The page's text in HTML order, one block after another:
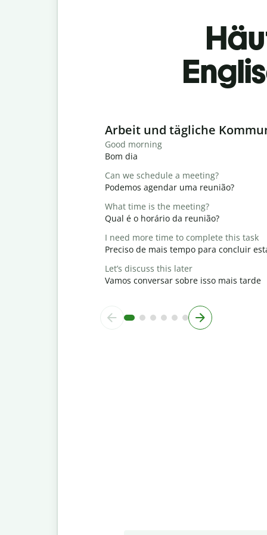
Slide 1 of 6
Arbeit und tägliche
Good morning
Bom dia
Can we schedule a meeting?
Podemos agendar uma reunião?
What time is the meeting?
Qual é o horário da reunião?
I need more time to complete this task
Preciso de mais tempo para concluir
Let’s discuss this later
Vamos conversar sobre isso mais tarde